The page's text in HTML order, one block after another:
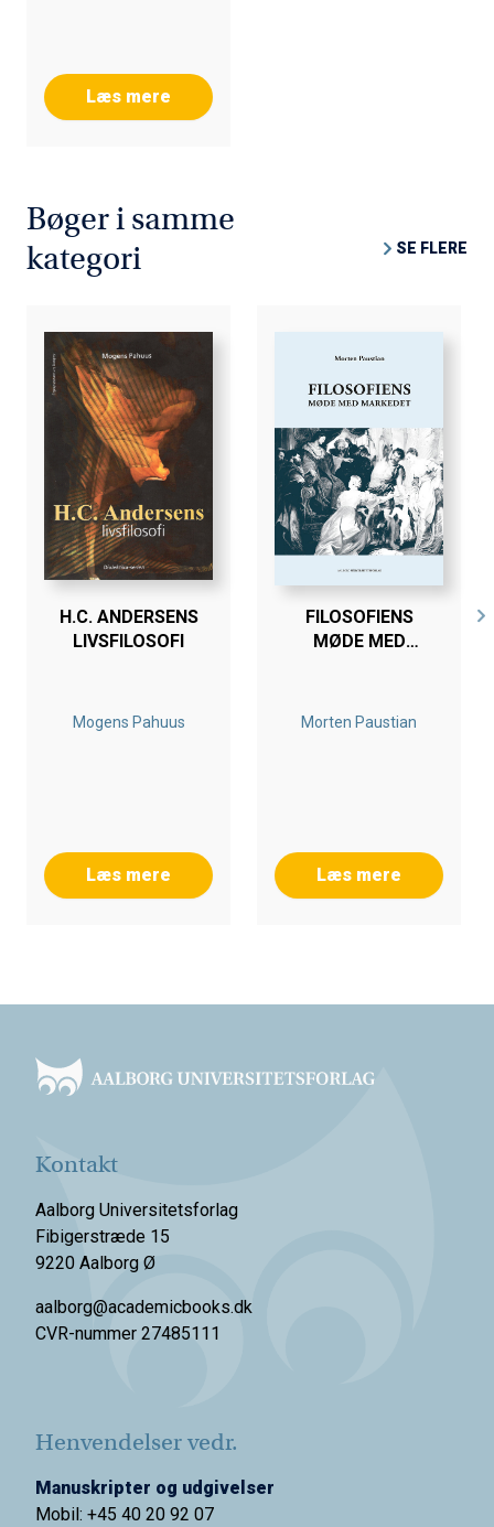
Læs mere
Bøger i samme
kategori
SE FLERE
H.C. ANDERSENS
LIVSFILOSOFI
Mogens Pahuus
Læs mere
FILOSOFIENS
MØDE MED
Morten Paustian
Læs mere
Kontakt
Aalborg Universitetsforlag
Fibigerstræde 15
9220 Aalborg Ø
aalborg@academicbooks.dk
CVR-nummer 27485111
Henvendelser vedr.
Manuskripter og udgivelser
Mobil: +45 40 20 92 07